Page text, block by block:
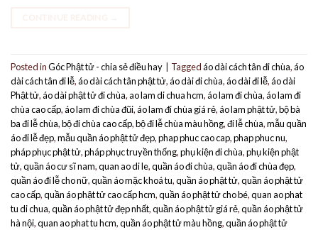
Posted inGóc Phật tử - chia sẻ điều hay Taggedáo dài cách tân đi chùa,áo
dài cách tân đi lễ,áo dài cách tân phật tử,áo dài đi chùa,áo dài đi lễ,áo dài
Phật tử,áo dài phật tử đi chùa,ao lam di chua hcm,áo lam đi chùa,áo lam đi
chùa cao cấp,áo lam đi chùa đũi,áo lam đi chùa giá rẻ,áo lam phật tử,bộ bà
ba đi lễ chùa,bộ đi chùa cao cấp,bộ đi lễ chùa màu hồng,đi lễ chùa,mẫu quần
áo đi lễ đẹp,mẫu quần áo phật tử đẹp,phap phuc cao cap,phap phuc nu,
pháp phục phật tử,pháp phục truyền thống,phụ kiện đi chùa,phụ kiện phật
tử,quần áo cư sĩ nam,quan ao di le,quần áo đi chùa,quần áo đi chùa đẹp,
quần áo đi lễ cho nữ,quần áo mặc khoá tu,quần áo phật tử,quần áo phật tử
cao cấp,quần áo phật tử cao cấp hcm,quần áo phật tử cho bé,quan ao phat
tu di chua,quần áo phật tử đẹp nhất,quần áo phật tử giá rẻ,quần áo phật tử
hà nội,quan ao phat tu hcm,quần áo phật tử màu hồng,quần áo phật tử